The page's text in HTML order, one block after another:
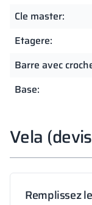
Cle master:
Etagere:
Barre avec
Base:
Vela
Remplissez